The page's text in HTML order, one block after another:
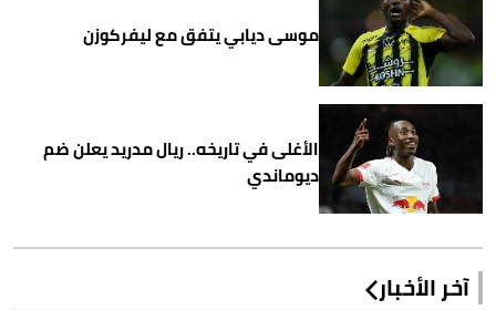
موسى ديابي يتفق مع ليفركوزن
الأغلى في تاريخه.. ريال مدريد يعلن ضم
ديوماندي
آخر الأخبار